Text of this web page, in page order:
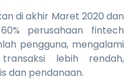
di akhir Maret 2020 dan
perusahaan fintech
pengguna, mengalami
lebih rendah,
dan pendanaan.